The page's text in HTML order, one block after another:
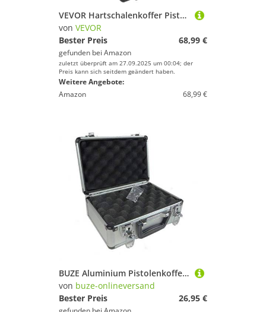
VEVOR Hartschalenkoffer Pistolen, Pistolenkoffer mit vorgeschnittenem PU-Schaum, staubdichter Hartschalenkoffer für 6 Pistolen, abschließbarer Pistolenkoffer, Waffenkoffer schwarz, 491 x 434 x 211 mm
von VEVOR
Bester Preis
68,99 €
gefunden bei Amazon
zuletzt überprüft am 27.09.2025 um 00:04; der
Preis kann sich seitdem geändert haben.
Weitere Angebote:
Amazon
68,99 €
BUZE Aluminium Pistolenkoffer, Waffenkoffer Außenmaße 270X185X115mm Universalkoffer 2,7 Liter mit Schlösser und 2 Schlüsseln
von buze-onlineversand
Bester Preis
26,95 €